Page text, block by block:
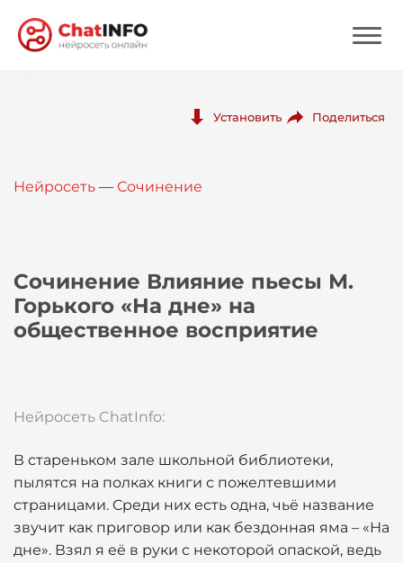
Вход
Установить Поделиться
Нейросеть — Сочинение
Сочинение Влияние пьесы М.
Горького «На дне» на
общественное восприятие
Нейросеть ChatInfo:
В стареньком зале школьной библиотеки,
пылятся на полках книги с пожелтевшими
страницами. Среди них есть одна, чьё название
звучит как приговор или как бездонная яма – «На
дне». Взял я её в руки с некоторой опаской, ведь